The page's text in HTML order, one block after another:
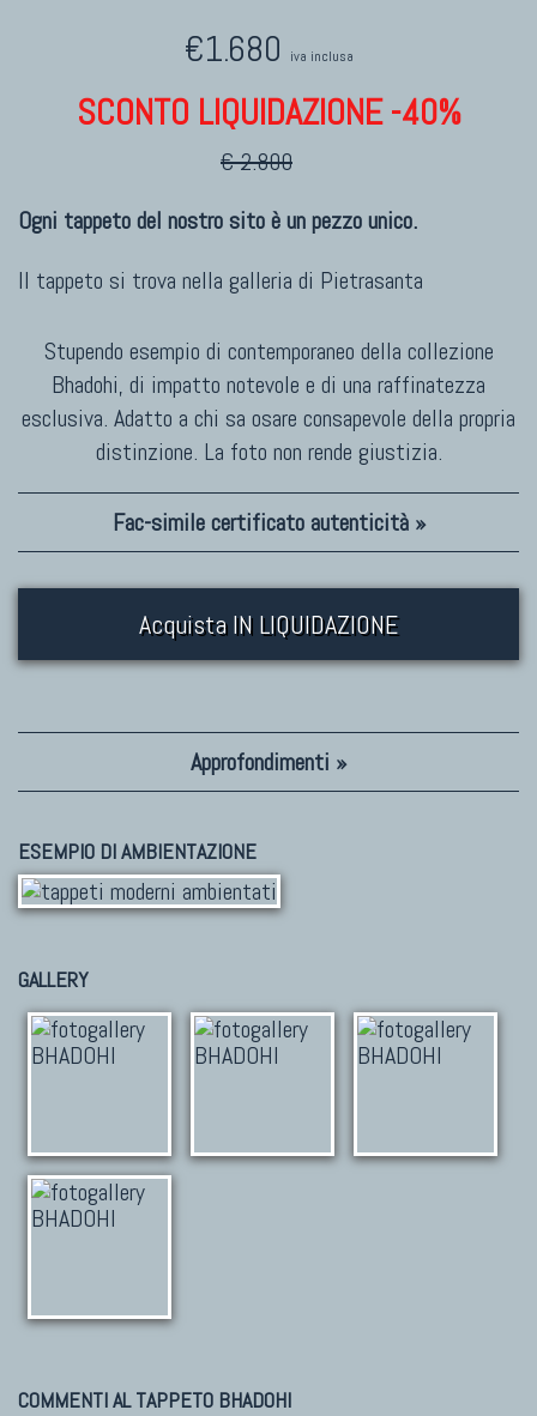
€1.680 iva inclusa
SCONTO LIQUIDAZIONE -40%
€ 2.800
Ogni tappeto del nostro sito è un pezzo unico.
Il tappeto si trova nella galleria di Pietrasanta
Stupendo esempio di contemporaneo della collezione
Bhadohi, di impatto notevole e di una raffinatezza
esclusiva. Adatto a chi sa osare consapevole della propria
distinzione. La foto non rende giustizia.
Fac-simile certificato autenticità »
Acquista IN LIQUIDAZIONE
Approfondimenti »
ESEMPIO DI AMBIENTAZIONE
GALLERY
COMMENTI AL TAPPETO BHADOHI